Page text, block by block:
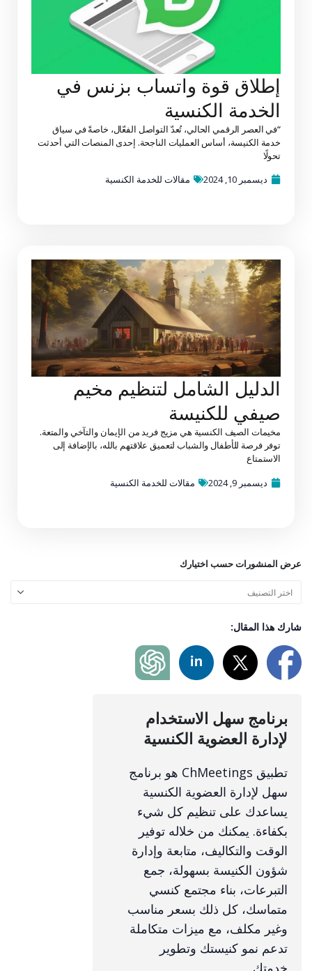
إطلاق قوة واتساب بزنس في
الخدمة الكنسية
“في العصر الرقمي الحالي، تُعدّ التواصل الفعّال، خاصةً في سياق
خدمة الكنيسة، أساس العمليات الناجحة. إحدى المنصات التي أحدثت
تحولًا
ديسمبر 10, 2024
مقالات للخدمة الكنسية
الدليل الشامل لتنظيم مخيم
صيفي للكنيسة
مخيمات الصيف الكنسية هي مزيج فريد من الإيمان والتآخي والمتعة.
توفر فرصة للأطفال والشباب لتعميق علاقتهم بالله، بالإضافة إلى
الاستمتاع
ديسمبر 9, 2024
مقالات للخدمة الكنسية
عرض المنشورات حسب اختيارك
شارك هذا المقال:
برنامج سهل الاستخدام
لإدارة العضوية الكنسية
تطبيق ChMeetings هو برنامج
سهل لإدارة العضوية الكنسية
يساعدك على تنظيم كل شيء
بكفاءة. يمكنك من خلاله توفير
الوقت والتكاليف، متابعة وإدارة
شؤون الكنيسة بسهولة، جمع
التبرعات، بناء مجتمع كنسي
متماسك، كل ذلك بسعر مناسب
وغير مكلف، مع ميزات متكاملة
تدعم نمو كنيستك وتطوير
خدمتك.